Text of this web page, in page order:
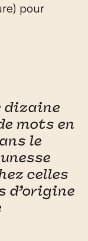
pour
dizaine
mots en
le
celles
d’origine